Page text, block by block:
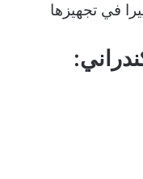
في تجهيزها